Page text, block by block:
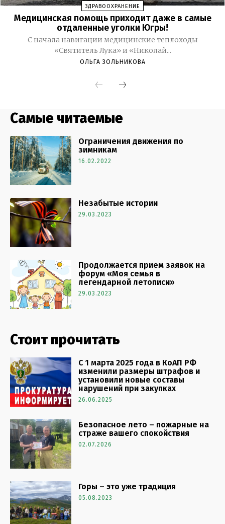
Самые читаемые
Ограничения движения по
зимникам
16.02.2022
Незабытые истории
29.03.2023
Продолжается прием заявок на
форум «Моя семья в
легендарной летописи»
29.03.2023
Стоит прочитать
С 1 марта 2025 года в КоАП РФ
изменили размеры штрафов и
установили новые составы
нарушений при закупках
26.06.2025
Безопасное лето – пожарные на
страже вашего спокойствия
02.07.2026
Горы – это уже традиция
05.08.2023